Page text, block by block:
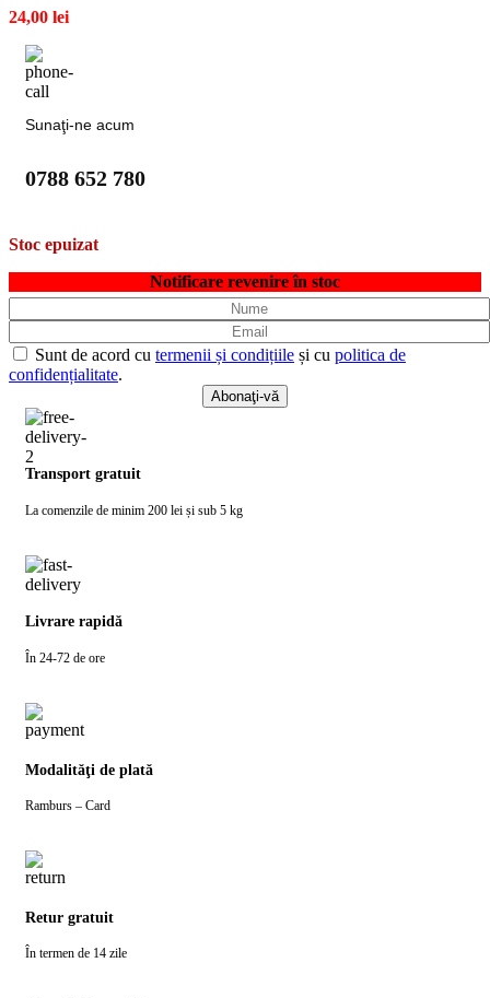
24,00 lei
Sunaţi-ne acum
0788 652 780
Stoc epuizat
Notificare revenire în stoc
Sunt de acord cu termenii și condițiile și cu politica de
confidențialitate.
Transport gratuit
La comenzile de minim 200 lei și sub 5 kg
Livrare rapidă
În 24-72 de ore
Modalităţi de plată
Ramburs – Card
Retur gratuit
În termen de 14 zile